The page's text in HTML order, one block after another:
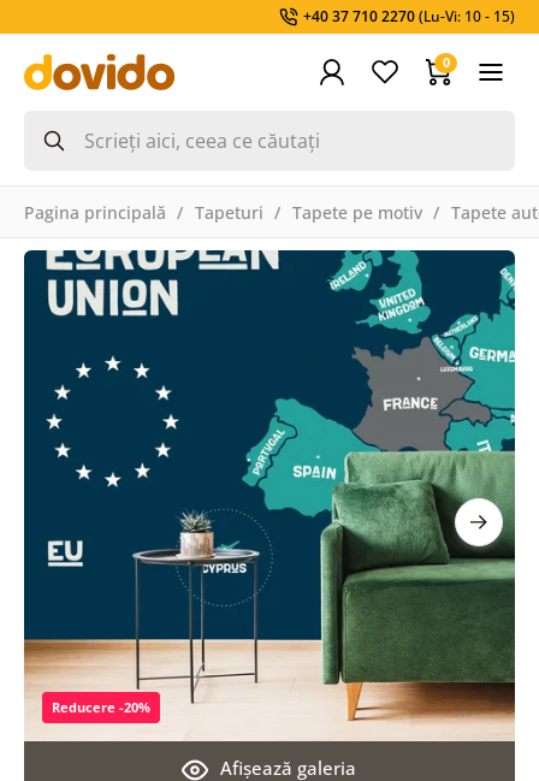
+40 37 710 2270(Lu-Vi: 10 - 15)
0
Pagina principală Tapeturi Tapete pe motiv Tapete
Afişează galeria
Reducere -20%